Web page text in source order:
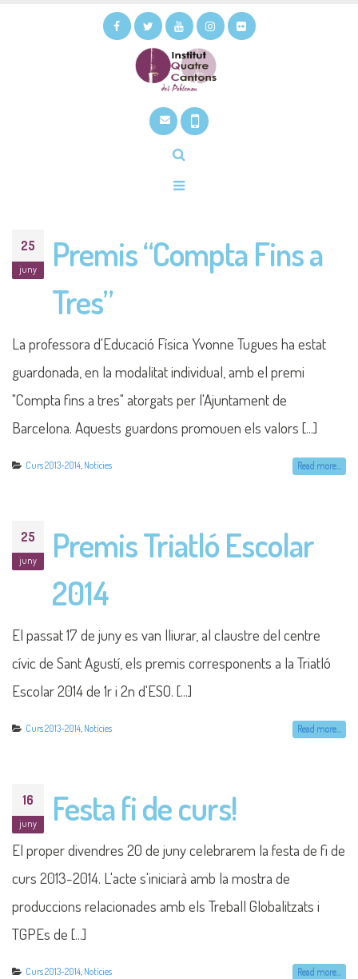
25
juny
Premis “Compta Fins a
Tres”
La professora d'Educació Física Yvonne Tugues ha estat
guardonada, en la modalitat individual, amb el premi
"Compta fins a tres" atorgats per l'Ajuntament de
Barcelona. Aquests guardons promouen els valors [...]
Curs 2013-2014, Notícies Read more...
25
juny
Premis Triatló Escolar
2014
El passat 17 de juny es van lliurar, al claustre del centre
cívic de Sant Agustí, els premis corresponents a la Triatló
Escolar 2014 de 1r i 2n d'ESO. [...]
Curs 2013-2014, Notícies Read more...
16
juny Festa fi de curs!
El proper divendres 20 de juny celebrarem la festa de fi de
curs 2013-2014. L'acte s'iniciarà amb la mostra de
produccions relacionades amb els Treball Globalitzats i
TGPEs de [...]
Curs 2013-2014, Notícies Read more...